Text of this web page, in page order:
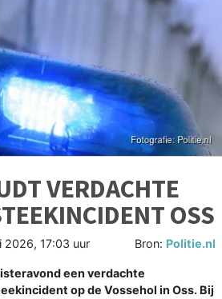
VERDACHTE
OSS
2026, 17:03 uur Bron: Politie.nl
een verdachte
op de Vossehol in Oss. Bij